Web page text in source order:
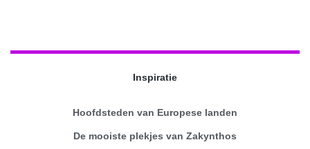
Inspiratie
Hoofdsteden van Europese landen
De mooiste plekjes van Zakynthos